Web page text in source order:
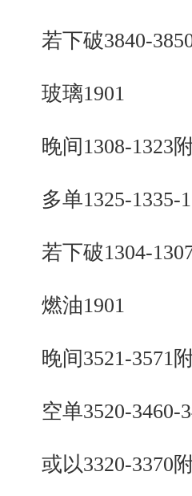
若下破3840-3850
玻璃1901
晚间1308-1323附
多单1325-1335-
若下破1304-1307
燃油1901
晚间3521-3571附
空单3520-3460-
或以3320-3370附